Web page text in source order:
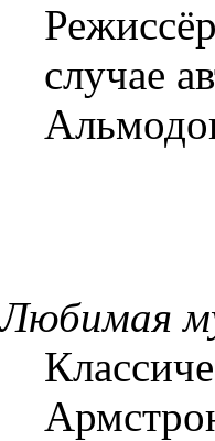
случае
Любимая